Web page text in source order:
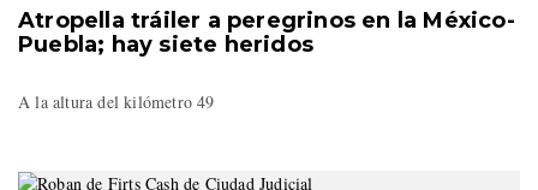
Atropella tráiler a peregrinos en la México-
Puebla; hay siete heridos
A la altura del kilómetro 49